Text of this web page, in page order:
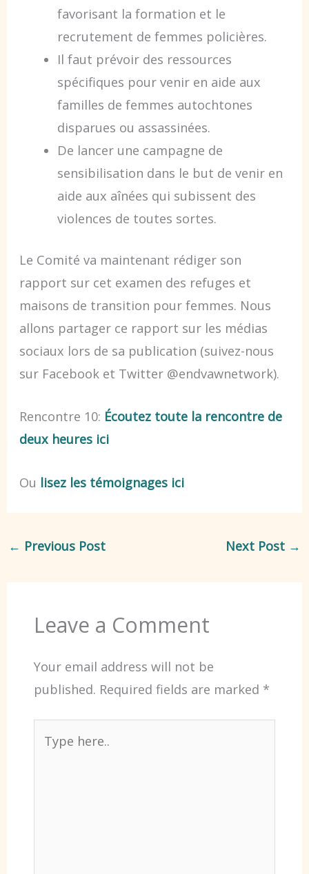
favorisant la formation et le
recrutement de femmes policières.
Il faut prévoir des ressources
spécifiques pour venir en aide aux
familles de femmes autochtones
disparues ou assassinées.
De lancer une campagne de
sensibilisation dans le but de venir en
aide aux aînées qui subissent des
violences de toutes sortes.
Le Comité va maintenant rédiger son
rapport sur cet examen des refuges et
maisons de transition pour femmes. Nous
allons partager ce rapport sur les médias
sociaux lors de sa publication (suivez-nous
sur Facebook et Twitter @endvawnetwork).
Rencontre 10: Écoutez toute la rencontre de
deux heures ici
Ou lisez les témoignages ici
← Previous Post Next Post →
Leave a Comment
Your email address will not be
published. Required fields are marked *
here..